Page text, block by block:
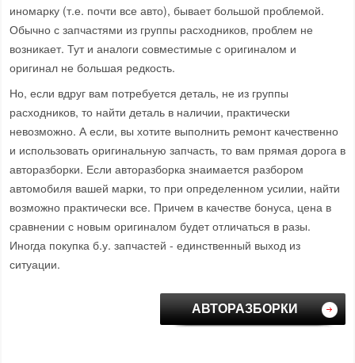
иномарку (т.е. почти все авто), бывает большой проблемой.
Обычно с запчастями из группы расходников, проблем не
возникает. Тут и аналоги совместимые с оригиналом и
оригинал не большая редкость.
Но, если вдруг вам потребуется деталь, не из группы
расходников, то найти деталь в наличии, практически
невозможно. А если, вы хотите выполнить ремонт качественно
и использовать оригинальную запчасть, то вам прямая дорога в
авторазборки. Если авторазборка знаимается разбором
автомобиля вашей марки, то при определенном усилии, найти
возможно практически все. Причем в качестве бонуса, цена в
сравнении с новым оригиналом будет отличаться в разы.
Иногда покупка б.у. запчастей - единственный выход из
ситуации.
АВТОРАЗБОРКИ